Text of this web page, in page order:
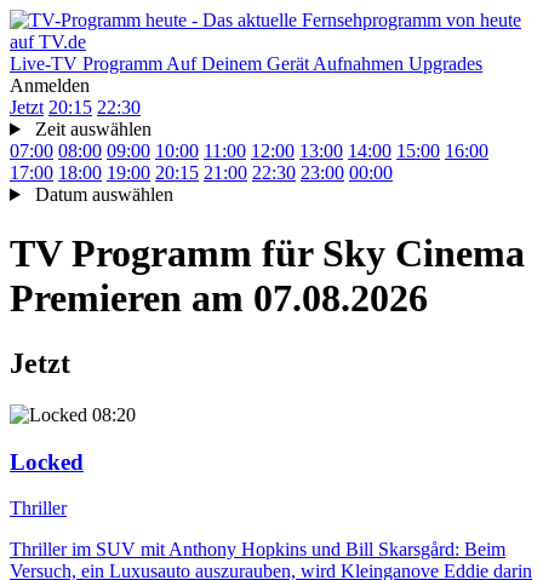
Live-TV Programm Auf Deinem Gerät Aufnahmen Upgrades
Anmelden
Jetzt 20:15 22:30
Zeit auswählen
07:00 08:00 09:00 10:00 11:00 12:00 13:00 14:00 15:00 16:00
17:00 18:00 19:00 20:15 21:00 22:30 23:00 00:00
Datum auswählen
TV Programm für Sky Cinema
Premieren am 07.08.2026
Jetzt
08:20
Locked
Thriller
Thriller im SUV mit Anthony Hopkins und Bill Skarsgård: Beim
Versuch, ein Luxusauto auszurauben, wird Kleinganove Eddie darin